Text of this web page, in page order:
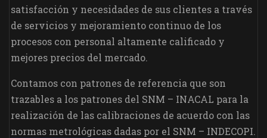
satisfacción y necesidades de sus clientes a través
de servicios y mejoramiento continuo de los
procesos con personal altamente calificado y
mejores precios del mercado.
Contamos con patrones de referencia que son
trazables a los patrones del SNM – INACAL para la
realización de las calibraciones de acuerdo con las
normas metrológicas dadas por el SNM – INDECOPI.